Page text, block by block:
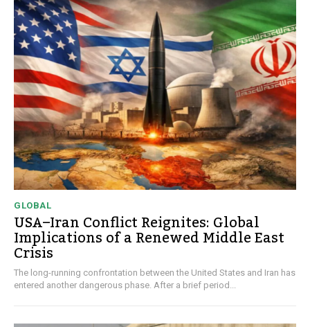
GLOBAL
USA–Iran Conflict Reignites: Global
Implications of a Renewed Middle East
Crisis
The long-running confrontation between the United States and Iran has
entered another dangerous phase. After a brief period...